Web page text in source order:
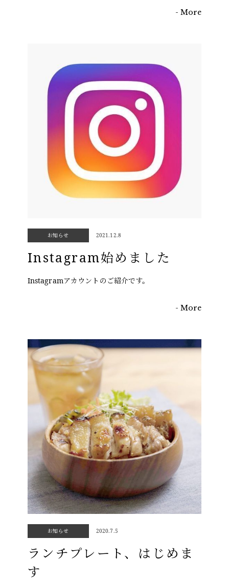
- More
お知らせ 2021.12.8
Instagram始めました
Instagramアカウントのご紹介です。
- More
お知らせ 2020.7.5
ランチプレート、はじめま
す